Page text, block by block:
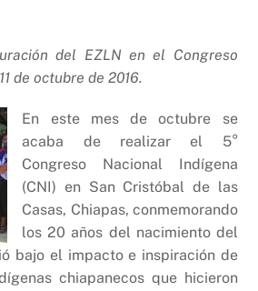
del EZLN en el Congreso
de octubre de 2016.
En este mes de octubre se
acaba de realizar el 5°
Congreso Nacional Indígena
(CNI) en San Cristóbal de las
Casas, Chiapas, conmemorando
los 20 años del nacimiento del
bajo el impacto e inspiración de
chiapanecos que hicieron